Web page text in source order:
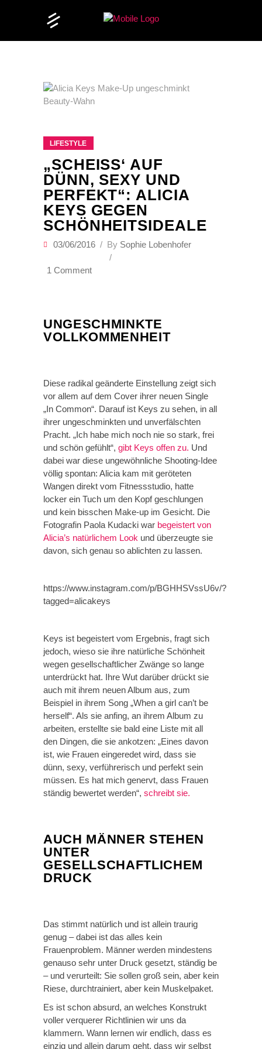
LIFESTYLE
„SCHEISS‘ AUF D
ÜNN, SEXY UND P
ERFEKT“: ALICIA K
EYS GEGEN S
CHÖNHEITSIDEALE
03/06/2016 By Sophie Lobenhofer
1 Comment
UNGESCHMINKTE
VOLLKOMMENHEIT
Diese radikal geänderte Einstellung zeigt sich
vor allem auf dem Cover ihrer neuen Single
„In Common“. Darauf ist Keys zu sehen, in all
ihrer ungeschminkten und unverfälschten
Pracht. „Ich habe mich noch nie so stark, frei
und schön gefühlt“, gibt Keys offen zu. Und
dabei war diese ungewöhnliche Shooting-Idee
völlig spontan: Alicia kam mit geröteten
Wangen direkt vom Fitnessstudio, hatte
locker ein Tuch um den Kopf geschlungen
und kein bisschen Make-up im Gesicht. Die
Fotografin Paola Kudacki war begeistert von
Alicia’s natürlichem Look und überzeugte sie
davon, sich genau so ablichten zu lassen.
https://www.instagram.com/p/BGHHSVssU6v/?
tagged=alicakeys
Keys ist begeistert vom Ergebnis, fragt sich
jedoch, wieso sie ihre natürliche Schönheit
wegen gesellschaftlicher Zwänge so lange
unterdrückt hat. Ihre Wut darüber drückt sie
auch mit ihrem neuen Album aus, zum
Beispiel in ihrem Song „When a girl can’t be
herself“. Als sie anfing, an ihrem Album zu
arbeiten, erstellte sie bald eine Liste mit all
den Dingen, die sie ankotzen: „Eines davon
ist, wie Frauen eingeredet wird, dass sie
dünn, sexy, verführerisch und perfekt sein
müssen. Es hat mich genervt, dass Frauen
ständig bewertet werden“, schreibt sie.
AUCH MÄNNER STEHEN
UNTER
GESELLSCHAFTLICHEM
DRUCK
Das stimmt natürlich und ist allein traurig
genug – dabei ist das alles kein
Frauenproblem. Männer werden mindestens
genauso sehr unter Druck gesetzt, ständig be
– und verurteilt: Sie sollen groß sein, aber kein
Riese, durchtrainiert, aber kein Muskelpaket.
Es ist schon absurd, an welches Konstrukt
voller verquerer Richtlinien wir uns da
klammern. Wann lernen wir endlich, dass es
einzig und allein darum geht, dass wir selbst